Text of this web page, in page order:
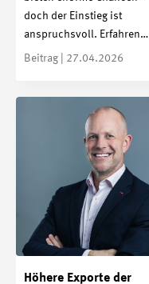
doch der Einstieg ist
anspruchsvoll. Erfahren…
Beitrag | 27.04.2026
Höhere Exporte der